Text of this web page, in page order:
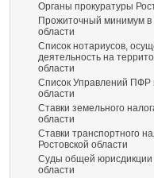
Органы прокуратуры
Прожиточный минимум в
области
Список нотариусов,
деятельность на
области
Список Управлений ПФР
области
Ставки земельного
области
Ставки транспортного
Ростовской области
Суды общей юрисдикции
области